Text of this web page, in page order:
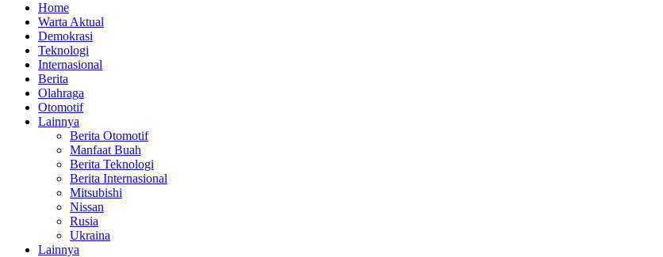
Home
Warta Aktual
Demokrasi
Teknologi
Internasional
Berita
Olahraga
Otomotif
Lainnya
Berita Otomotif
Manfaat Buah
Berita Teknologi
Berita Internasional
Mitsubishi
Nissan
Rusia
Ukraina
Lainnya